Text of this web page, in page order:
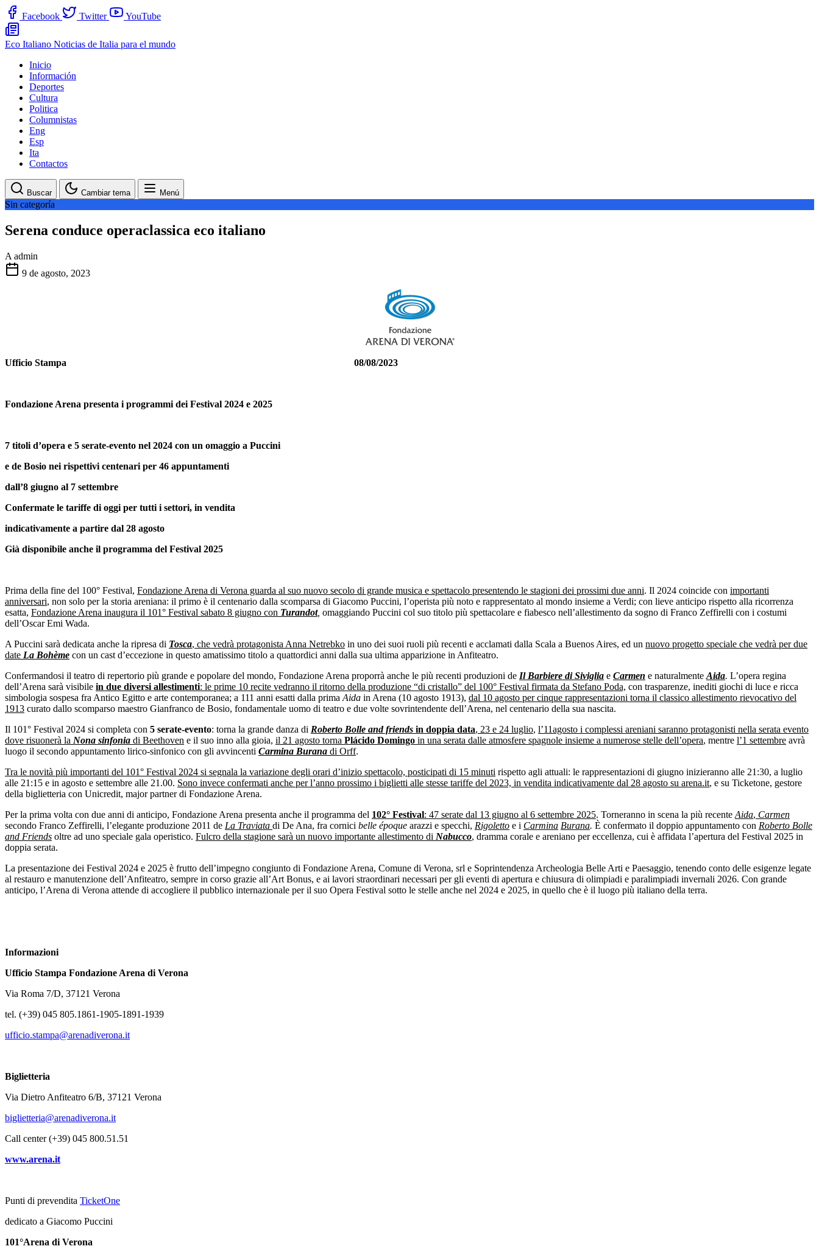
Facebook Twitter YouTube
Eco Italiano Noticias de Italia para el mundo
Inicio
Información
Deportes
Cultura
Politica
Columnistas
Eng
Esp
Ita
Contactos
Buscar Cambiar tema Menú
Sin categoría
Serena conduce operaclassica eco italiano
A admin
9 de agosto, 2023
Ufficio Stampa 08/08/2023
Fondazione Arena presenta i programmi dei Festival 2024 e 2025
7 titoli d’opera e 5 serate-evento nel 2024 con un omaggio a Puccini
e de Bosio nei rispettivi centenari per 46 appuntamenti
dall’8 giugno al 7 settembre
Confermate le tariffe di oggi per tutti i settori, in vendita
indicativamente a partire dal 28 agosto
Già disponibile anche il programma del Festival 2025
Prima della fine del 100° Festival, Fondazione Arena di Verona guarda al suo nuovo secolo di grande musica e spettacolo presentendo le stagioni dei prossimi due anni. Il 2024 coincide con importanti
anniversari, non solo per la storia areniana: il primo è il centenario dalla scomparsa di Giacomo Puccini, l’operista più noto e rappresentato al mondo insieme a Verdi; con lieve anticipo rispetto alla ricorrenza
esatta, Fondazione Arena inaugura il 101° Festival sabato 8 giugno con Turandot, omaggiando Puccini col suo titolo più spettacolare e fiabesco nell’allestimento da sogno di Franco Zeffirelli con i costumi
dell’Oscar Emi Wada.
A Puccini sarà dedicata anche la ripresa di Tosca, che vedrà protagonista Anna Netrebko in uno dei suoi ruoli più recenti e acclamati dalla Scala a Buenos Aires, ed un nuovo progetto speciale che vedrà per due
date La Bohème con un cast d’eccezione in questo amatissimo titolo a quattordici anni dalla sua ultima apparizione in Anfiteatro.
Confermandosi il teatro di repertorio più grande e popolare del mondo, Fondazione Arena proporrà anche le più recenti produzioni de Il Barbiere di Siviglia e Carmen e naturalmente Aida. L’opera regina
dell’Arena sarà visibile in due diversi allestimenti: le prime 10 recite vedranno il ritorno della produzione “di cristallo” del 100° Festival firmata da Stefano Poda, con trasparenze, inediti giochi di luce e ricca
simbologia sospesa fra Antico Egitto e arte contemporanea; a 111 anni esatti dalla prima Aida in Arena (10 agosto 1913), dal 10 agosto per cinque rappresentazioni torna il classico allestimento rievocativo del
1913 curato dallo scomparso maestro Gianfranco de Bosio, fondamentale uomo di teatro e due volte sovrintendente dell’Arena, nel centenario della sua nascita.
Il 101° Festival 2024 si completa con 5 serate-evento: torna la grande danza di Roberto Bolle and friends in doppia data, 23 e 24 luglio, l’11agosto i complessi areniani saranno protagonisti nella serata evento
dove risuonerà la Nona sinfonia di Beethoven e il suo inno alla gioia, il 21 agosto torna Plácido Domingo in una serata dalle atmosfere spagnole insieme a numerose stelle dell’opera, mentre l’1 settembre avrà
luogo il secondo appuntamento lirico-sinfonico con gli avvincenti Carmina Burana di Orff.
Tra le novità più importanti del 101° Festival 2024 si segnala la variazione degli orari d’inizio spettacolo, posticipati di 15 minuti rispetto agli attuali: le rappresentazioni di giugno inizieranno alle 21:30, a luglio
alle 21:15 e in agosto e settembre alle 21.00. Sono invece confermati anche per l’anno prossimo i biglietti alle stesse tariffe del 2023, in vendita indicativamente dal 28 agosto su arena.it, e su Ticketone, gestore
della biglietteria con Unicredit, major partner di Fondazione Arena.
Per la prima volta con due anni di anticipo, Fondazione Arena presenta anche il programma del 102° Festival: 47 serate dal 13 giugno al 6 settembre 2025. Torneranno in scena la più recente Aida, Carmen
secondo Franco Zeffirelli, l’elegante produzione 2011 de La Traviata di De Ana, fra cornici belle époque arazzi e specchi, Rigoletto e i Carmina Burana. È confermato il doppio appuntamento con Roberto Bolle
and Friends oltre ad uno speciale gala operistico. Fulcro della stagione sarà un nuovo importante allestimento di Nabucco, dramma corale e areniano per eccellenza, cui è affidata l’apertura del Festival 2025 in
doppia serata.
La presentazione dei Festival 2024 e 2025 è frutto dell’impegno congiunto di Fondazione Arena, Comune di Verona, srl e Soprintendenza Archeologia Belle Arti e Paesaggio, tenendo conto delle esigenze legate
al restauro e manutenzione dell’Anfiteatro, sempre in corso grazie all’Art Bonus, e ai lavori straordinari necessari per gli eventi di apertura e chiusura di olimpiadi e paralimpiadi invernali 2026. Con grande
anticipo, l’Arena di Verona attende di accogliere il pubblico internazionale per il suo Opera Festival sotto le stelle anche nel 2024 e 2025, in quello che è il luogo più italiano della terra.
Informazioni
Ufficio Stampa Fondazione Arena di Verona
Via Roma 7/D, 37121 Verona
tel. (+39) 045 805.1861-1905-1891-1939
ufficio.stampa@arenadiverona.it
Biglietteria
Via Dietro Anfiteatro 6/B, 37121 Verona
biglietteria@arenadiverona.it
Call center (+39) 045 800.51.51
www.arena.it
Punti di prevendita TicketOne
dedicato a Giacomo Puccini
101°Arena di Verona